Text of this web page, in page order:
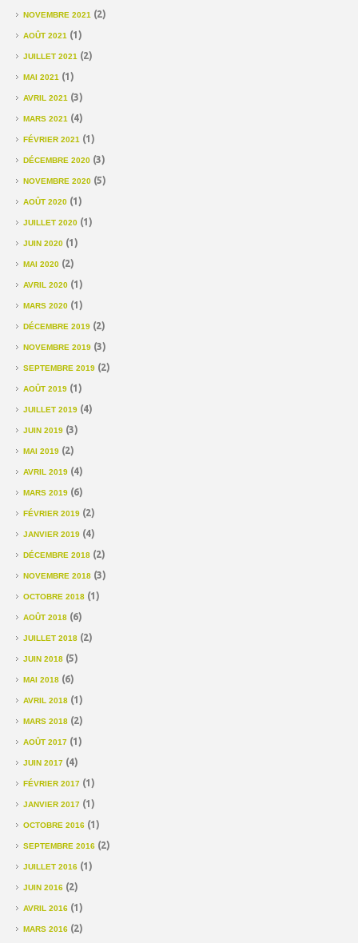
NOVEMBRE 2021 (2)
AOÛT 2021 (1)
JUILLET 2021 (2)
MAI 2021 (1)
AVRIL 2021 (3)
MARS 2021 (4)
FÉVRIER 2021 (1)
DÉCEMBRE 2020 (3)
NOVEMBRE 2020 (5)
AOÛT 2020 (1)
JUILLET 2020 (1)
JUIN 2020 (1)
MAI 2020 (2)
AVRIL 2020 (1)
MARS 2020 (1)
DÉCEMBRE 2019 (2)
NOVEMBRE 2019 (3)
SEPTEMBRE 2019 (2)
AOÛT 2019 (1)
JUILLET 2019 (4)
JUIN 2019 (3)
MAI 2019 (2)
AVRIL 2019 (4)
MARS 2019 (6)
FÉVRIER 2019 (2)
JANVIER 2019 (4)
DÉCEMBRE 2018 (2)
NOVEMBRE 2018 (3)
OCTOBRE 2018 (1)
AOÛT 2018 (6)
JUILLET 2018 (2)
JUIN 2018 (5)
MAI 2018 (6)
AVRIL 2018 (1)
MARS 2018 (2)
AOÛT 2017 (1)
JUIN 2017 (4)
FÉVRIER 2017 (1)
JANVIER 2017 (1)
OCTOBRE 2016 (1)
SEPTEMBRE 2016 (2)
JUILLET 2016 (1)
JUIN 2016 (2)
AVRIL 2016 (1)
MARS 2016 (2)